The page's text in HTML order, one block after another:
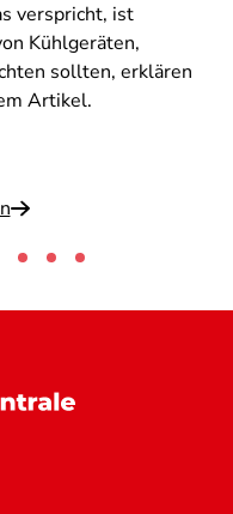
verspricht, ist
Kühlgeräten,
sollten, erklären
Artikel.